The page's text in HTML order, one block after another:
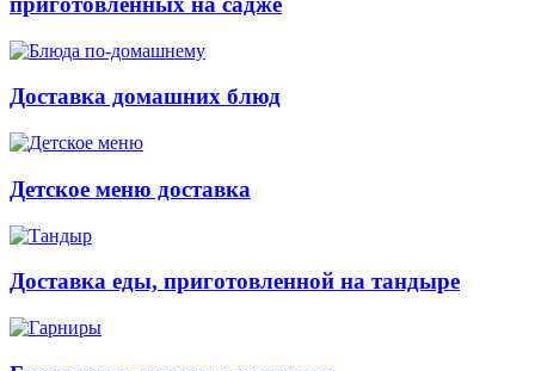
Доставка домашних блюд
Детское меню доставка
Доставка еды, приготовленной на тандыре